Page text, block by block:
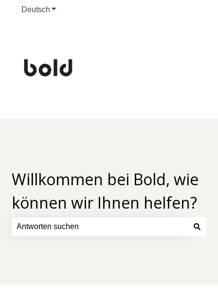
Deutsch Untermenü für Übersetzungen anzeigen
Willkommen bei Bold, wie
können wir Ihnen helfen?